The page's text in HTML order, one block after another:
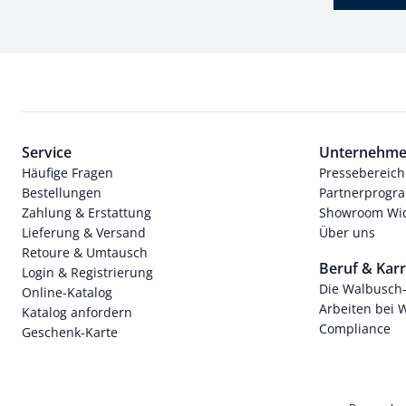
Service
Häufige Fragen
Bestellungen
Zahlung & Erstattung
Lieferung & Versand
Retoure & Umtausch
Login & Registrierung
Online-Katalog
Katalog anfordern
Geschenk-Karte
Pressebereich
Showroom
Über uns
Beruf &
Die
Arbeiten bei
Compliance